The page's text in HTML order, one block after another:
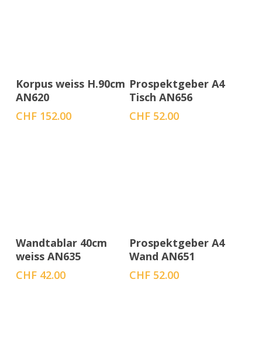
In den Warenkorb
Korpus weiss H.90cm
AN620
CHF152.00
In den Warenkorb
Prospektgeber A4
Tisch AN656
CHF 52.00
In den Warenkorb
Wandtablar 40cm
weiss AN635
CHF42.00
In den Warenkorb
Prospektgeber A4
Wand AN651
CHF 52.00